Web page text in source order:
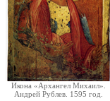
Икона «Архангел Михаил».
Андрей Рублев. 1595 год.